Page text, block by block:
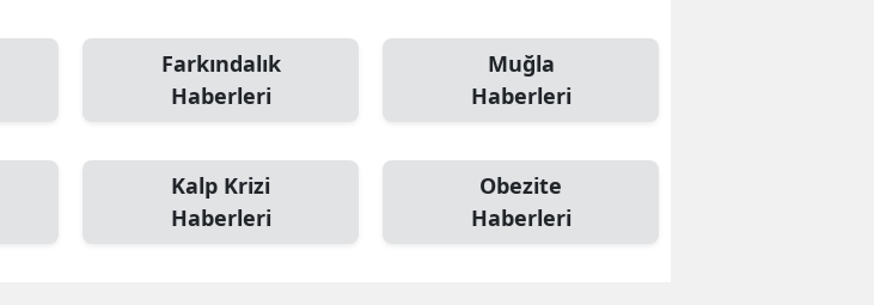
Çankırı
Denizli
Diyarbakır
Farkındalık
Haberleri
Muğla
Haberleri
Kalp Krizi
Haberleri
Obezite
Haberleri